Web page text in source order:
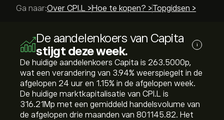
Ga naar:Over CPI.L > Hoe te kopen? >Topgidsen >
De aandelenkoers van Capita
stijgt deze week.
i
De huidige aandelenkoers Capita is 263.5000‎p‎,
wat een verandering van ‎3.94‎% weerspiegelt in de
afgelopen 24 uur en ‎1.15‎% in de afgelopen week.
De huidige marktkapitalisatie van CPI.L is
316.21M‎p‎ met een gemiddeld handelsvolume van
de afgelopen drie maanden van 801145.82. Het